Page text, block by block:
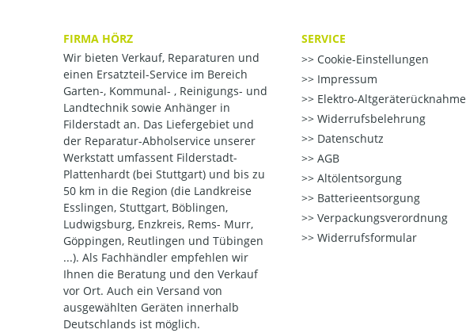
FIRMA HÖRZ
Wir bieten Verkauf, Reparaturen und
einen Ersatzteil-Service im Bereich
Garten-, Kommunal- , Reinigungs- und
Landtechnik sowie Anhänger in
Filderstadt an. Das Liefergebiet und
der Reparatur-Abholservice unserer
Werkstatt umfassent Filderstadt-
Plattenhardt (bei Stuttgart) und bis zu
50 km in die Region (die Landkreise
Esslingen, Stuttgart, Böblingen,
Ludwigsburg, Enzkreis, Rems- Murr,
Göppingen, Reutlingen und Tübingen
...). Als Fachhändler empfehlen wir
Ihnen die Beratung und den Verkauf
vor Ort. Auch ein Versand von
ausgewählten Geräten innerhalb
Deutschlands ist möglich.
SERVICE
Cookie-Einstellungen
Impressum
Elektro-Altgeräterücknahme
Widerrufsbelehrung
Datenschutz
AGB
Altölentsorgung
Batterieentsorgung
Verpackungsverordnung
Widerrufsformular